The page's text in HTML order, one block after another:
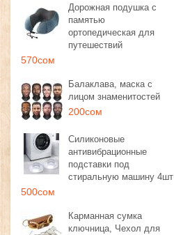
Дорожная подушка с
памятью
ортопедическая для
путешествий
570сом
Балаклава, маска с
лицом знаменитостей
200сом
Силиконовые
антивибрационные
подставки под
стиральную машину 4шт
500сом
Карманная сумка
ключница, Чехол для